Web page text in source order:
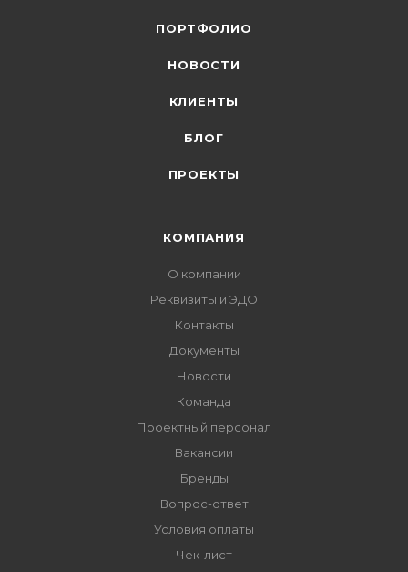
ПОРТФОЛИО
НОВОСТИ
КЛИЕНТЫ
БЛОГ
ПРОЕКТЫ
КОМПАНИЯ
О компании
Реквизиты и ЭДО
Контакты
Документы
Новости
Команда
Проектный персонал
Вакансии
Бренды
Вопрос-ответ
Условия оплаты
Чек-лист